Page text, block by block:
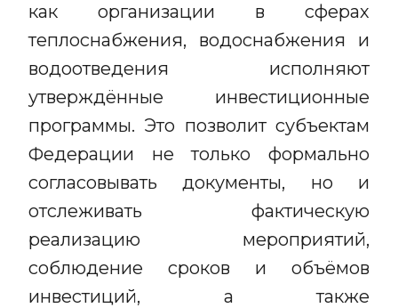
как организации в сферах
теплоснабжения, водоснабжения и
водоотведения исполняют
утверждённые инвестиционные
программы. Это позволит субъектам
Федерации не только формально
согласовывать документы, но и
отслеживать фактическую
реализацию мероприятий,
соблюдение сроков и объёмов
инвестиций, а также